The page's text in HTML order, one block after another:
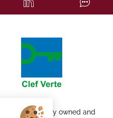
independently owned and